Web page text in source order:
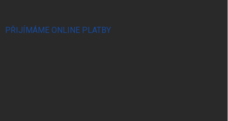
PŘIJÍMÁME ONLINE PLATBY